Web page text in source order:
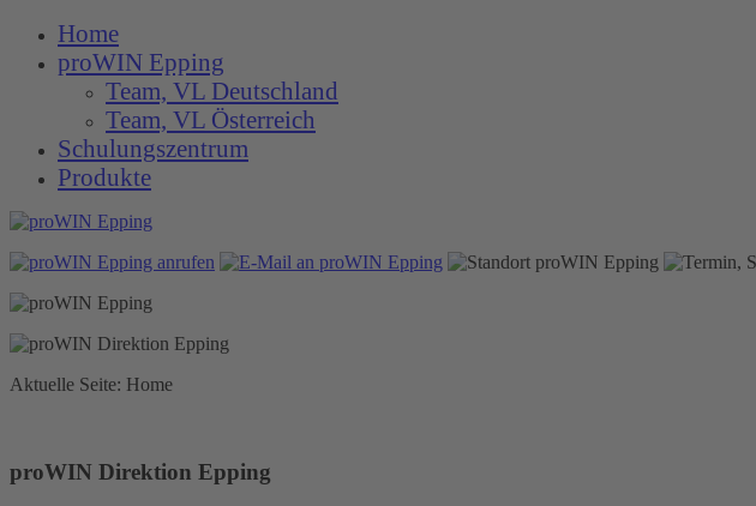
Home
proWIN Epping
Team, VL Deutschland
Team, VL Österreich
Schulungszentrum
Produkte
Aktuelle Seite: Home
proWIN Direktion Epping